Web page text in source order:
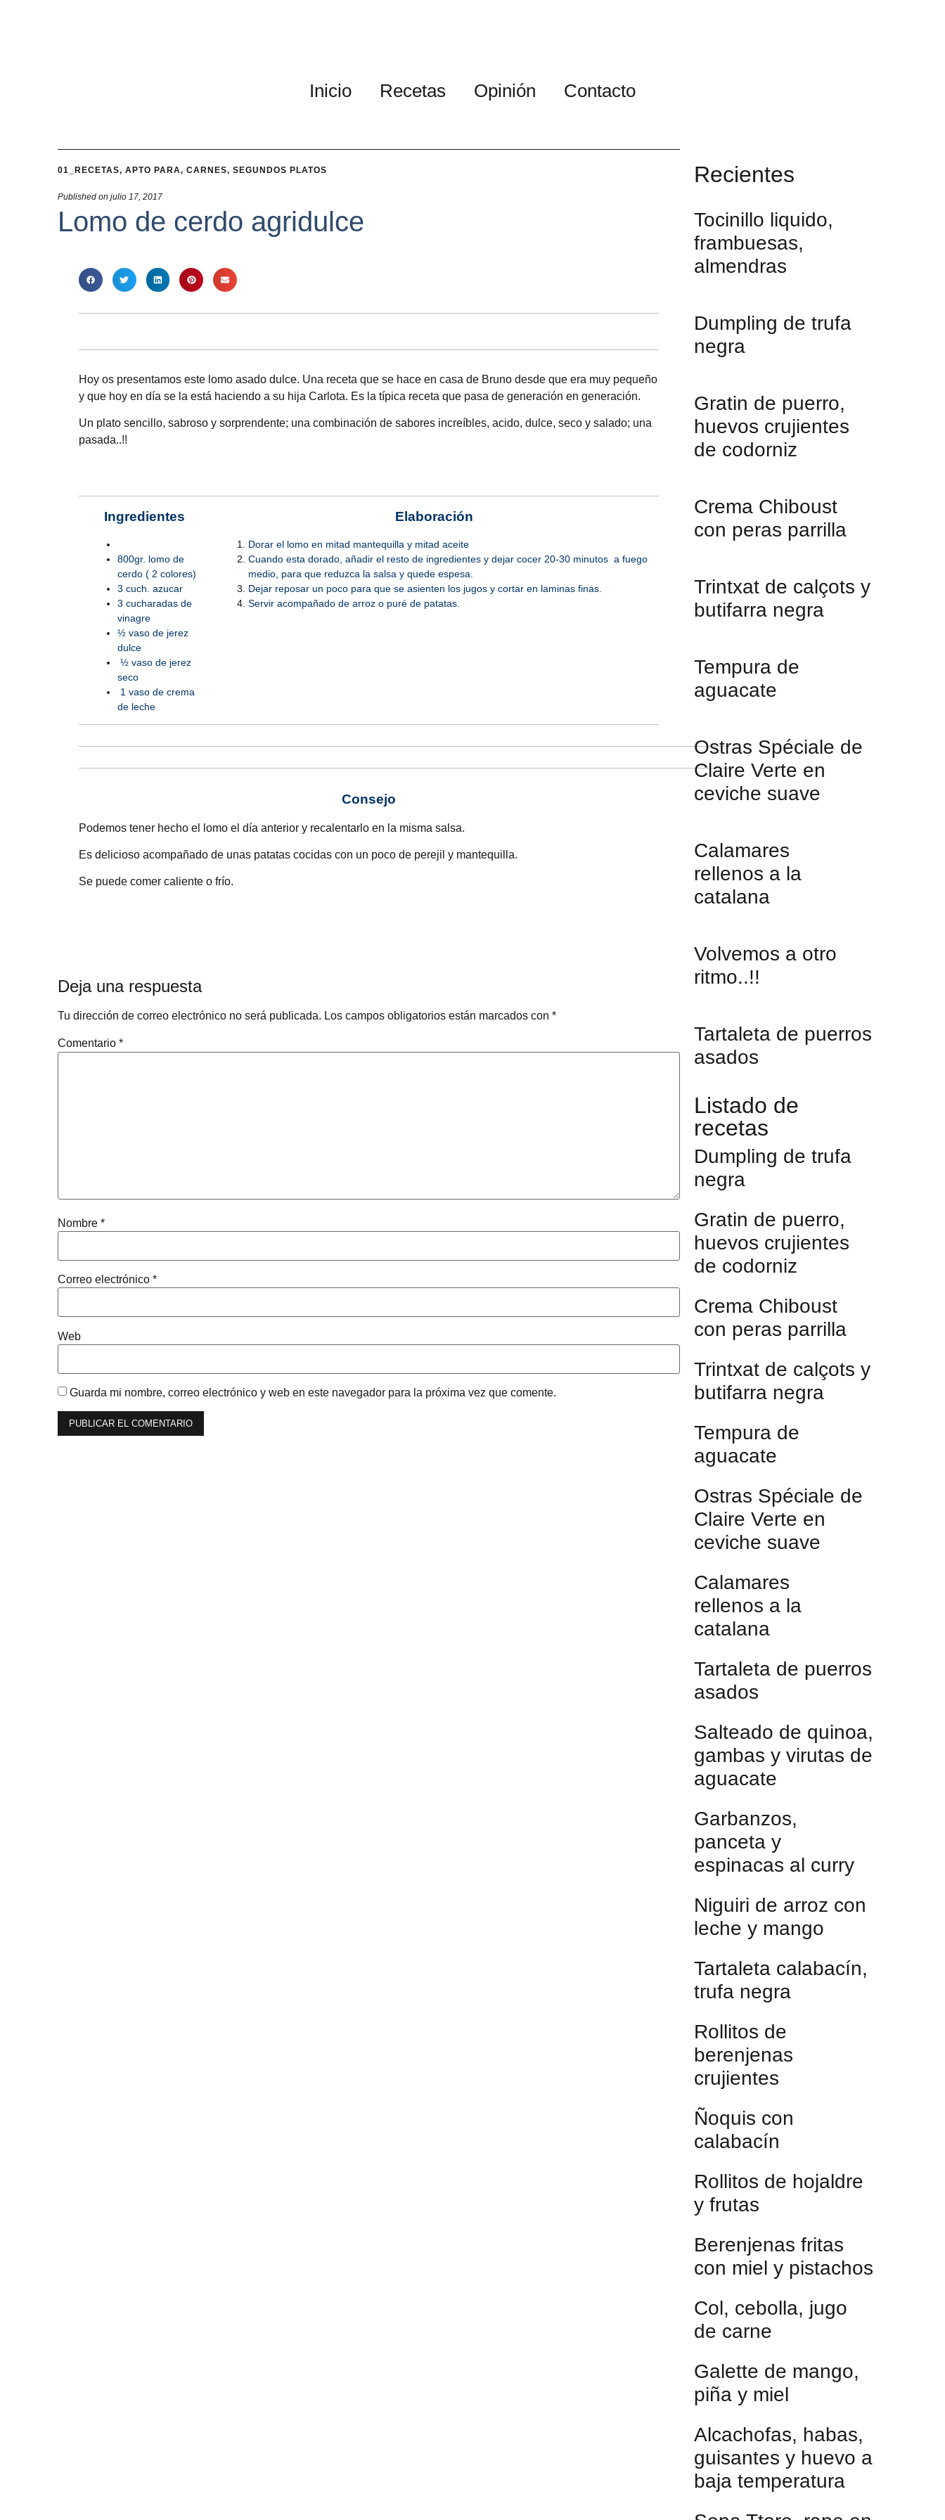
Inicio Recetas Opinión Contacto
01_RECETAS, APTO PARA, CARNES, SEGUNDOS PLATOS
Published on julio 17, 2017
Lomo de cerdo agridulce
Hoy os presentamos este lomo asado dulce. Una receta que se hace en casa de Bruno desde que era muy pequeño
y que hoy en día se la está haciendo a su hija Carlota. Es la típica receta que pasa de generación en generación.
Un plato sencillo, sabroso y sorprendente; una combinación de sabores increíbles, acido, dulce, seco y salado; una
pasada..!!
Ingredientes
800gr. lomo de
cerdo ( 2 colores)
3 cuch. azucar
3 cucharadas de
vinagre
½ vaso de jerez
dulce
½ vaso de jerez
seco
1 vaso de crema
de leche
Elaboración
Dorar el lomo en mitad mantequilla y mitad aceite
Cuando esta dorado, añadir el resto de ingredientes y dejar cocer 20-30 minutos a fuego
medio, para que reduzca la salsa y quede espesa.
Dejar reposar un poco para que se asienten los jugos y cortar en laminas finas.
Servir acompañado de arroz o puré de patatas.
Consejo
Podemos tener hecho el lomo el día anterior y recalentarlo en la misma salsa.
Es delicioso acompañado de unas patatas cocidas con un poco de perejil y mantequilla.
Se puede comer caliente o frío.
Deja una respuesta
Tu dirección de correo electrónico no será publicada. Los campos obligatorios están marcados con *
Comentario *
Nombre *
Correo electrónico *
Web
Guarda mi nombre, correo electrónico y web en este navegador para la próxima vez que comente.
Recientes
Tocinillo liquido,
frambuesas,
almendras
Dumpling de trufa
negra
Gratin de puerro,
huevos crujientes
de codorniz
Crema Chiboust
con peras parrilla
Trintxat de calçots y
butifarra negra
Tempura de
aguacate
Ostras Spéciale de
Claire Verte en
ceviche suave
Calamares
rellenos a la
catalana
Volvemos a otro
ritmo..!!
Tartaleta de puerros
asados
Listado de
recetas
Dumpling de trufa
negra
Gratin de puerro,
huevos crujientes
de codorniz
Crema Chiboust
con peras parrilla
Trintxat de calçots y
butifarra negra
Tempura de
aguacate
Ostras Spéciale de
Claire Verte en
ceviche suave
Calamares
rellenos a la
catalana
Tartaleta de puerros
asados
Salteado de quinoa,
gambas y virutas de
aguacate
Garbanzos,
panceta y
espinacas al curry
Niguiri de arroz con
leche y mango
Tartaleta calabacín,
trufa negra
Rollitos de
berenjenas
crujientes
Ñoquis con
calabacín
Rollitos de hojaldre
y frutas
Berenjenas fritas
con miel y pistachos
Col, cebolla, jugo
de carne
Galette de mango,
piña y miel
Alcachofas, habas,
guisantes y huevo a
baja temperatura